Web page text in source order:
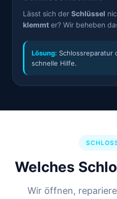
Lässt sich der Schlüssel
klemmt er? Wir beheben
Lösung: Schlossreparatur
schnelle Hilfe.
Welches
Wir öffnen,